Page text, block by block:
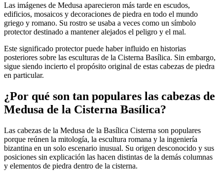
Las imágenes de Medusa aparecieron más tarde en escudos,
edificios, mosaicos y decoraciones de piedra en todo el mundo
griego y romano. Su rostro se usaba a veces como un símbolo
protector destinado a mantener alejados el peligro y el mal.
Este significado protector puede haber influido en historias
posteriores sobre las esculturas de la Cisterna Basílica. Sin embargo,
sigue siendo incierto el propósito original de estas cabezas de piedra
en particular.
¿Por qué son tan populares las cabezas de
Medusa de la Cisterna Basílica?
Las cabezas de la Medusa de la Basílica Cisterna son populares
porque reúnen la mitología, la escultura romana y la ingeniería
bizantina en un solo escenario inusual. Su origen desconocido y sus
posiciones sin explicación las hacen distintas de la demás columnas
y elementos de piedra dentro de la cisterna.